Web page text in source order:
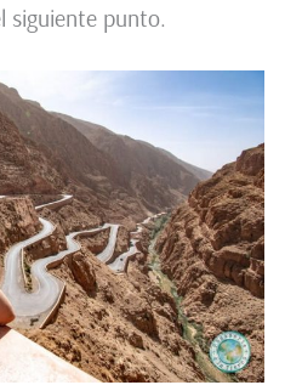
siguiente punto.